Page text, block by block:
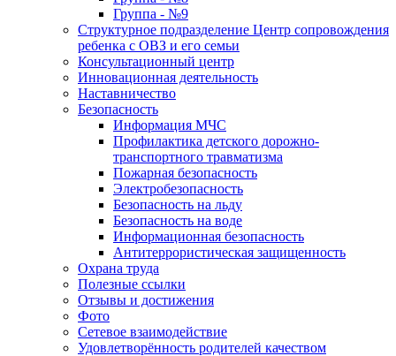
Группа - №9
Структурное подразделение Центр сопровождения
ребенка с ОВЗ и его семьи
Консультационный центр
Инновационная деятельность
Наставничество
Безопасность
Информация МЧС
Профилактика детского дорожно-
транспортного травматизма
Пожарная безопасность
Электробезопасность
Безопасность на льду
Безопасность на воде
Информационная безопасность
Антитеррористическая защищенность
Охрана труда
Полезные ссылки
Отзывы и достижения
Фото
Сетевое взаимодействие
Удовлетворённость родителей качеством